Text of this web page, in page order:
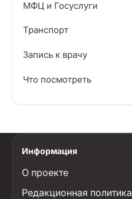
МФЦ и Госуслуги
Транспорт
Запись к врачу
Что посмотреть
Информация
О проекте
Редакционная политика